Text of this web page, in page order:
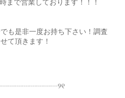
まで営業しております！！！
も是非一度お持ち下さい！調査
て頂きます！